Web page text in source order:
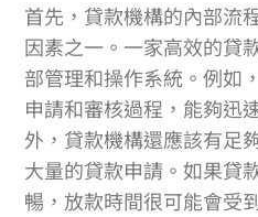
首先，貸款機構的內部流
因素之一。一家高效的貸
部管理和操作系統。例如
申請和審核過程，能夠迅
外，貸款機構還應該有足
大量的貸款申請。如果貸
暢，放款時間很可能會受